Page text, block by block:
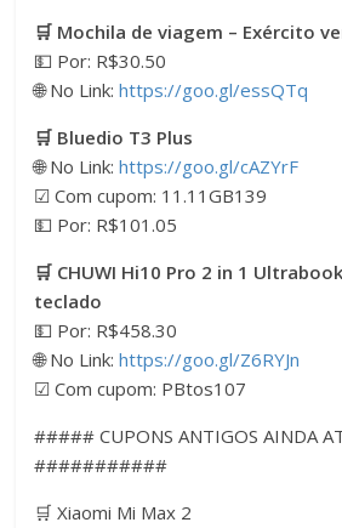
🛒 Mochila de viagem – Exército
💵 Por: R$30.50
🌐 No Link:https://goo.gl/essQTq
🛒 Bluedio T3 Plus
🌐 No Link:https://goo.gl/cAZYrF
☑ Com cupom: 11.11GB139
💵 Por: R$101.05
🛒 CHUWI Hi10 Pro 2 in 1
teclado
💵 Por: R$458.30
🌐 No Link:https://goo.gl/Z6RYJn
☑ Com cupom: PBtos107
##### CUPONS ANTIGOS AINDA
###########
🛒 Xiaomi Mi Max 2